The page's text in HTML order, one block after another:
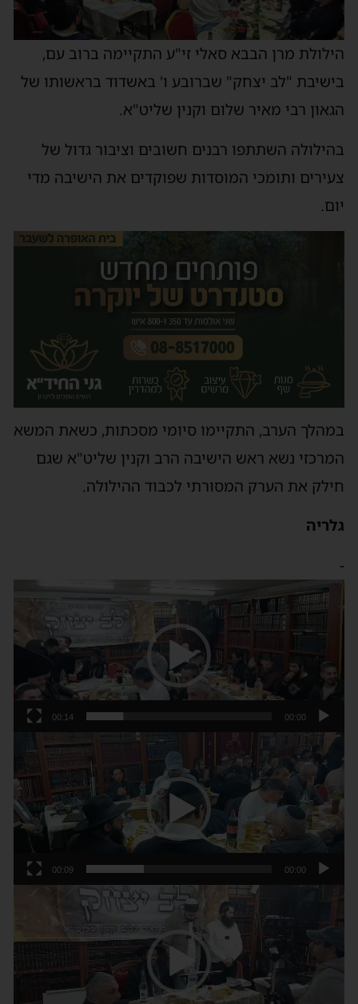
הילולת מרן הבבא סאלי זי"ע התקיימה ברוב עם,
בישיבת "לב יצחק" שברובע ו' באשדוד בראשותו של
הגאון רבי מאיר שלום וקנין שליט"א.
בהילולה השתתפו רבנים חשובים וציבור גדול של
צעירים ותומכי המוסדות שפוקדים את הישיבה מדי
יום.
במהלך הערב, התקיימו סיומי מסכתות, כשאת המשא
המרכזי נשא ראש הישיבה הרב וקנין שליט"א שגם
חילק את הערק המסורתי לכבוד ההילולה.
גלריה
-
00:00
00:14
נגן
וידאו
00:00
00:09
נגן
וידאו